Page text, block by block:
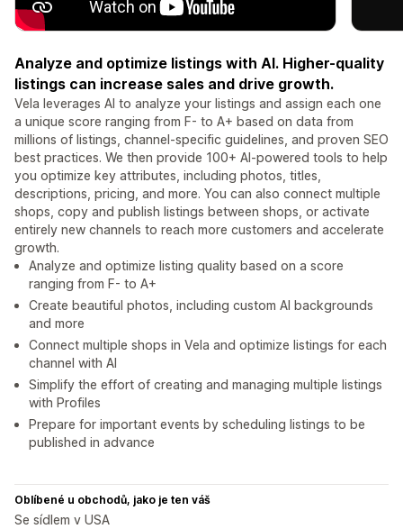
Analyze and optimize listings with AI. Higher-quality
listings can increase sales and drive growth.
Vela leverages AI to analyze your listings and assign each one
a unique score ranging from F- to A+ based on data from
millions of listings, channel-specific guidelines, and proven SEO
best practices. We then provide 100+ AI-powered tools to help
you optimize key attributes, including photos, titles,
descriptions, pricing, and more. You can also connect multiple
shops, copy and publish listings between shops, or activate
entirely new channels to reach more customers and accelerate
growth.
Analyze and optimize listing quality based on a score
ranging from F- to A+
Create beautiful photos, including custom AI backgrounds
and more
Connect multiple shops in Vela and optimize listings for each
channel with AI
Simplify the effort of creating and managing multiple listings
with Profiles
Prepare for important events by scheduling listings to be
published in advance
Oblíbené u obchodů, jako je ten váš
Se sídlem v USA